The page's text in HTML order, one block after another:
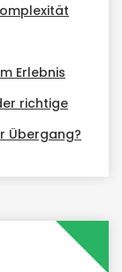
Erlebnis
richtige
Übergang?